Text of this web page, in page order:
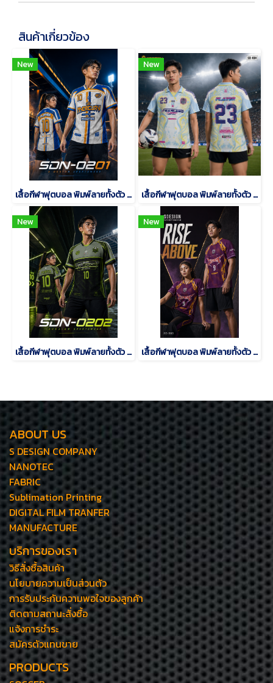
สินค้าเกี่ยวข้อง
New
เสื้อกีฬาฟุตบอล พิมพ์ลายทั้งตัว เนื้อผ้า "นาโนเทค"SDN-0201
New
เสื้อกีฬาฟุตบอล พิมพ์ลายทั้งตัว เนื้อผ้า "นาโนเทค"SD-484
New
เสื้อกีฬาฟุตบอล พิมพ์ลายทั้งตัว เนื้อผ้า "นาโนเทค"SDN-0202
New
เสื้อกีฬาฟุตบอล พิมพ์ลายทั้งตัว เนื้อผ้า "นาโนเทค"SD-500
ABOUT US
S DESIGN COMPANY
NANOTEC
FABRIC
Sublimation Printing
DIGITAL FILM TRANFER
MANUFACTURE
บริการของเรา
วิธีสั่งซื้อสินค้า
นโยบายความเป็นส่วนตัว
การรับประกันความพอใจของลูกค้า
ติดตามสถานะสั่งซื้อ
แจ้งการชำระ
สมัครตัวแทนขาย
PRODUCTS